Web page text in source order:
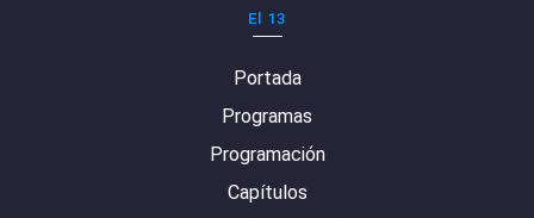
El 13
Portada
Programas
Programación
Capítulos